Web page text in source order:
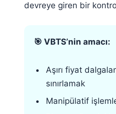
devreye giren bir
🎯 VBTS’nin amacı:
Aşırı fiyat
sınırlamak
Manipülatif